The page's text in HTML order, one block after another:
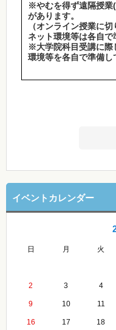
※やむを得ず遠隔授業
があります。
（オンライン授業に
ネット環境等は各自で
※大学院科目受講に際
環境等を各自で準備し
イベントカレンダー
日 月 火
2 3 4
9 10 11
16 17 18